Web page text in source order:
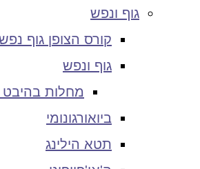
גוף ונפש
קורס הצופן גוף
גוף ונפש
מחלות בהיבט
ביואורגונומי
תטא הילינג